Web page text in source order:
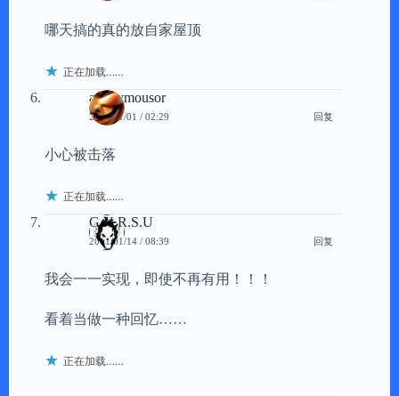
哪天搞的真的放自家屋顶
正在加载……
anonymousor
2011/01/01 / 02:29 回复
小心被击落
正在加载……
G.N.R.S.U
2011/01/14 / 08:39 回复
我会一一实现，即使不再有用！！！
看着当做一种回忆……
正在加载……